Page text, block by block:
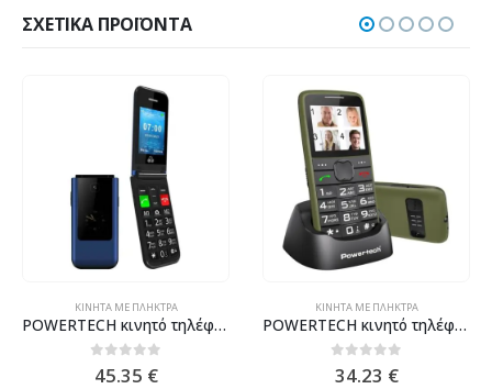
ΣΧΕΤΙΚΆ ΠΡΟΪΌΝΤΑ
ΚΙΝΗΤΆ ΜΕ ΠΛΉΚΤΡΑ
POWERTECH κινητό τηλέφωνο Sentry Dual II V2, 2 οθόνες, dual SIM, πλήκτρο SOS, μπλε
out of 5
45.35 €
ΚΙΝΗΤΆ ΜΕ ΠΛΉΚΤΡΑ
POWERTECH κινητό τηλέφωνο Sentry Eco V2, dual SIM, πλήκτρο SOS, χακί
0out of 5
34.23 €